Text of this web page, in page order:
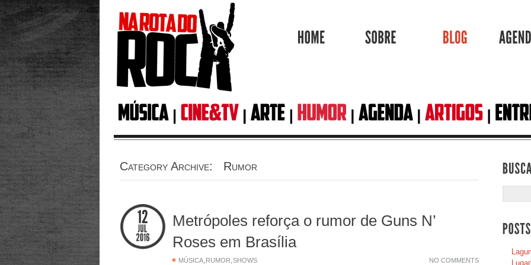
Category Archive: Rumor
Metrópoles reforça o rumor de Guns N’
Roses em Brasília
MÚSICA, RUMOR,SHOWS NO COMMENTS